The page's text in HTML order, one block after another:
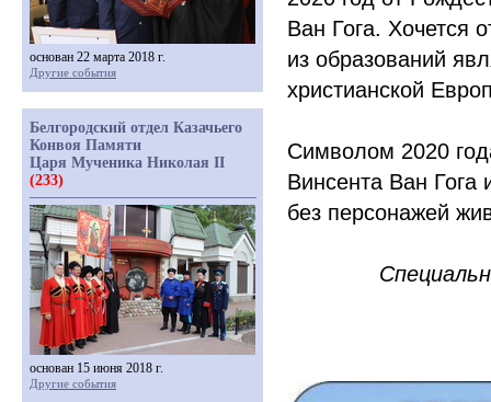
Ван Гога. Хочется
из образований
христианской
Символом 2020
Винсента Ван Гога
без персонажей
основан 22 марта 2018 г.
Другие события
Белгородский отдел Казачьего
Конвоя Памяти
Царя Мученика Николая II
(233)
основан 15 июня 2018 г.
Другие события